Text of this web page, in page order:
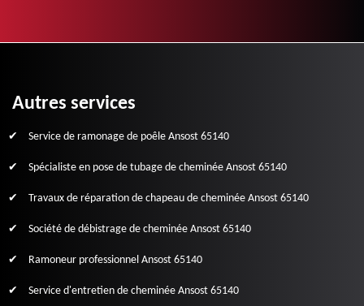
Autres services
Service de ramonage de poêle Ansost 65140
Spécialiste en pose de tubage de cheminée Ansost 65140
Travaux de réparation de chapeau de cheminée Ansost 65140
Société de débistrage de cheminée Ansost 65140
Ramoneur professionnel Ansost 65140
Service d'entretien de cheminée Ansost 65140